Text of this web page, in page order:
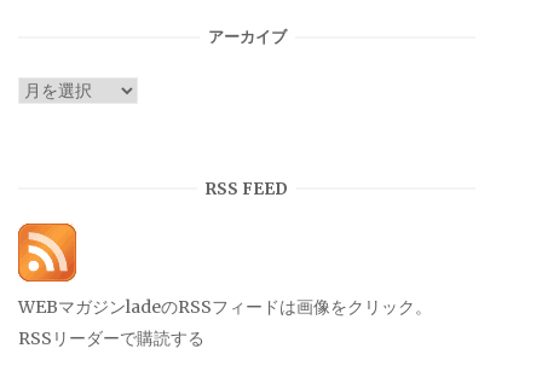
アーカイブ
ア
RSS FEED
WEBマガジンladeのRSSフィードは画像をクリック。
RSSリーダーで購読する